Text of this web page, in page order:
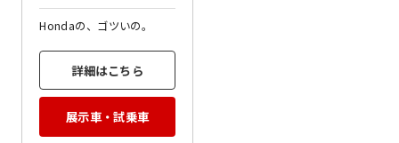
Hondaの、ゴツいの。
詳細はこちら
展示車・試乗車